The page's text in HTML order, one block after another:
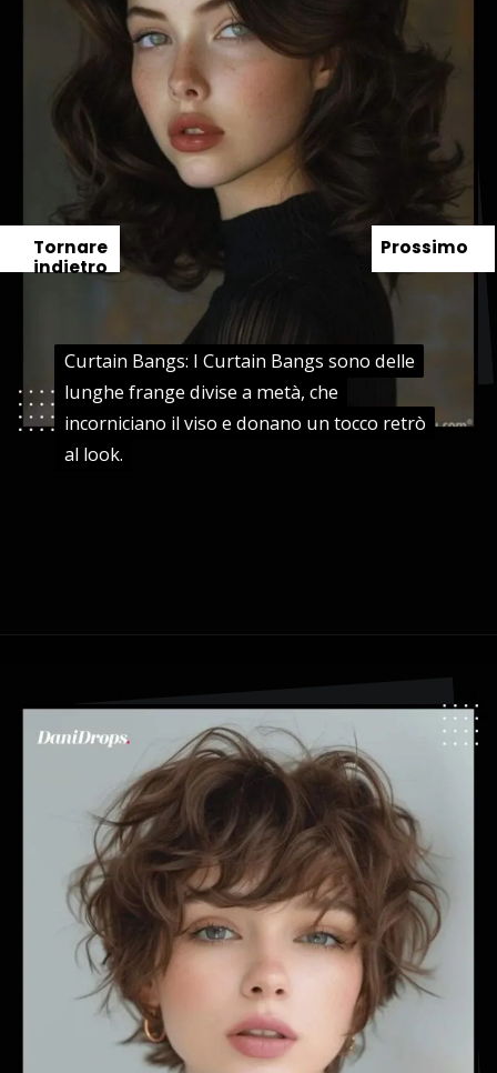
Curtain Bangs: I Curtain Bangs sono delle
lunghe frange divise a metà, che
incorniciano il viso e donano un tocco retrò
al look.
Curtain Bangs: I Curtain Bangs sono delle
lunghe frange divise a metà, che
incorniciano il viso e donano un tocco retrò
al look.
Prossimo
Tornare
indietro